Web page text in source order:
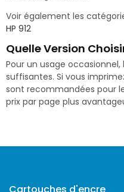
Voir également les
HP 912
Quelle Version
Pour un usage
suffisantes. Si vous
sont recommandées pour
prix par page plus